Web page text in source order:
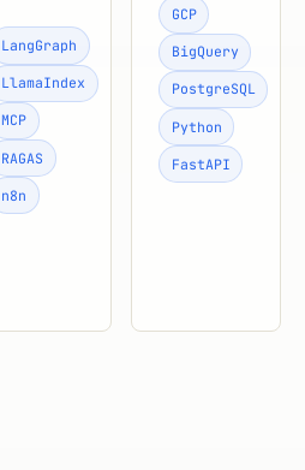
LangGraph
LlamaIndex
MCP
RAGAS
n8n
GCP
BigQuery
PostgreSQL
Python
FastAPI